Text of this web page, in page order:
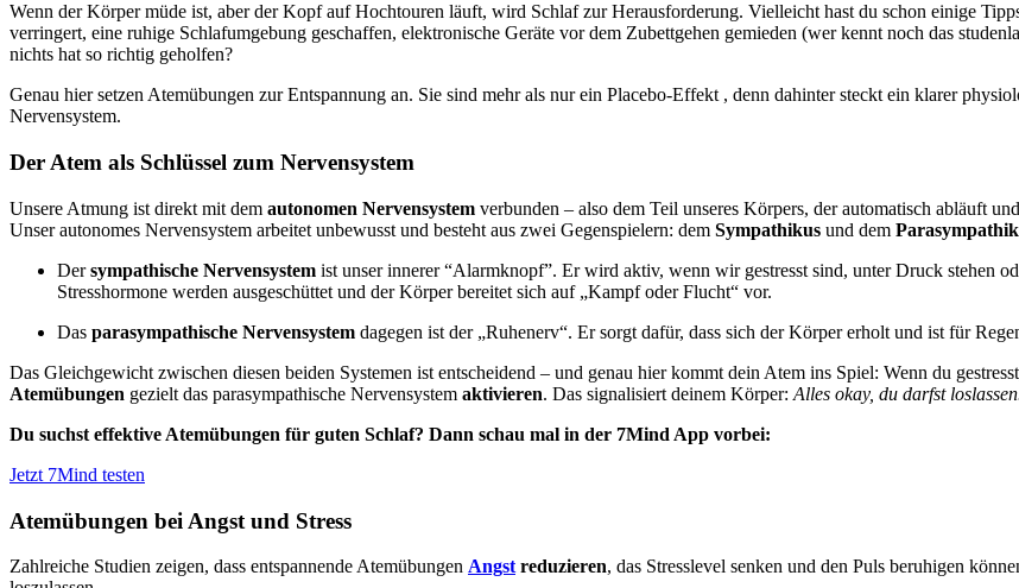
Wenn der Körper müde ist, aber der Kopf auf Hochtouren läuft, wird Schlaf zur Herausforderung. Vielleicht hast du schon einige
verringert, eine ruhige Schlafumgebung geschaffen, elektronische Geräte vor dem Zubettgehen gemieden (wer kennt noch das
nichts hat so richtig geholfen?
Genau hier setzen Atemübungen zur Entspannung an. Sie sind mehr als nur ein Placebo-Effekt , denn dahinter steckt ein klarer
Nervensystem.
Der Atem als Schlüssel zum Nervensystem
Unsere Atmung ist direkt mit dem autonomen Nervensystem verbunden – also dem Teil unseres Körpers, der automatisch abläuft
Unser autonomes Nervensystem arbeitet unbewusst und besteht aus zwei Gegenspielern: dem Sympathikus und dem
Dersympathische Nervensystem ist unser innerer “Alarmknopf”. Er wird aktiv, wenn wir gestresst sind, unter Druck stehen
Stresshormone werden ausgeschüttet und der Körper bereitet sich auf „Kampf oder Flucht“ vor.
Das parasympathische Nervensystem dagegen ist der „Ruhenerv“. Er sorgt dafür, dass sich der Körper erholt und ist für
Das Gleichgewicht zwischen diesen beiden Systemen ist entscheidend – und genau hier kommt dein Atem ins Spiel: Wenn du
Atemübungen gezielt das parasympathische Nervensystem aktivieren. Das signalisiert deinem Körper: Alles okay, du darfst
Du suchst effektive Atemübungen für guten Schlaf? Dann schau mal in der 7Mind App vorbei:
Jetzt 7Mind testen
Atemübungen bei Angst und Stress
Zahlreiche Studien zeigen, dass entspannende Atemübungen Angst reduzieren, das Stresslevel senken und den Puls beruhigen